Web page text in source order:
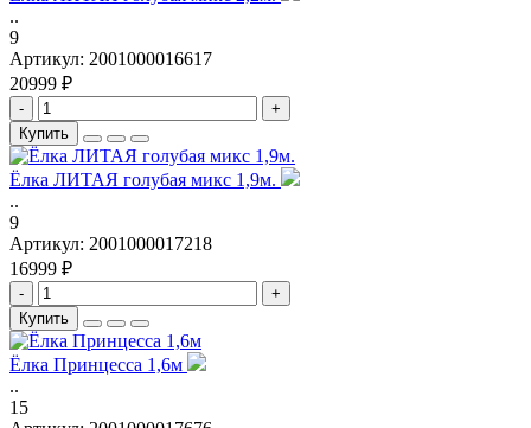
..
9
Артикул: 2001000016617
20999 ₽
-
+
Купить
Ёлка ЛИТАЯ голубая микс 1,9м.
..
9
Артикул: 2001000017218
16999 ₽
-
+
Купить
Ёлка Принцесса 1,6м
..
15